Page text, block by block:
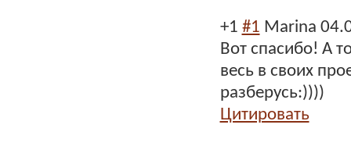
+1 #1 Marina
Вот спасибо! А
весь в своих
разберусь:))))
Цитировать